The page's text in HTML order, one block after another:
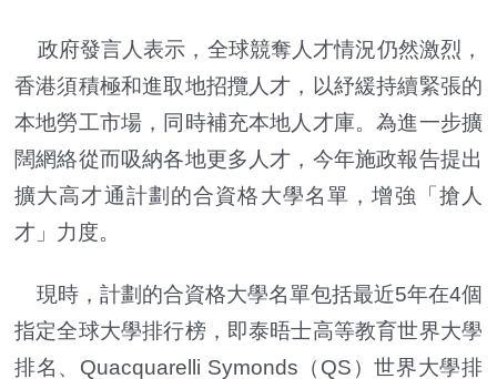
政府發言人表示，全球競奪人才情況仍然激烈，
香港須積極和進取地招攬人才，以紓緩持續緊張的
本地勞工市場，同時補充本地人才庫。為進一步擴
闊網絡從而吸納各地更多人才，今年施政報告提出
擴大高才通計劃的合資格大學名單，增強「搶人
才」力度。
現時，計劃的合資格大學名單包括最近5年在4個
指定全球大學排行榜，即泰晤士高等教育世界大學
排名、Quacquarelli Symonds（QS）世界大學排